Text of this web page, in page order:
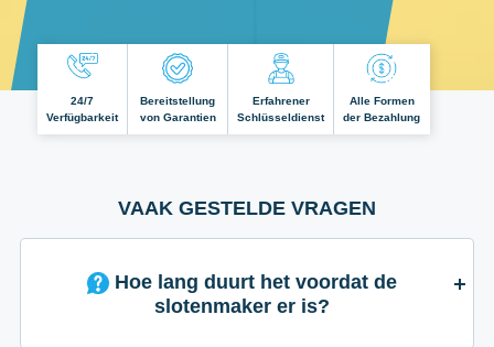
24/7
Verfügbarkeit
Bereitstellung
von Garantien
Erfahrener
Schlüsseldienst
Alle Formen
der Bezahlung
VAAK GESTELDE VRAGEN
slotenmaker er is?